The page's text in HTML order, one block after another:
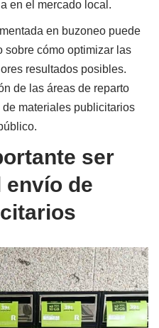
en el mercado local.
en buzoneo puede
sobre cómo optimizar las
resultados posibles.
de las áreas de reparto
materiales publicitarios
ser
envío de